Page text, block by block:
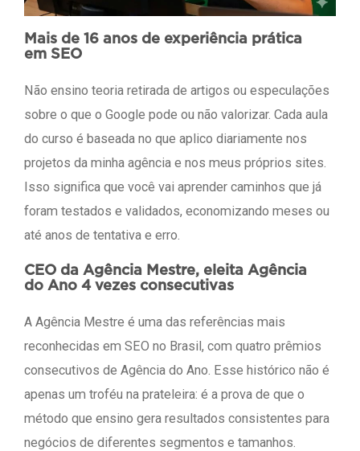
Mais de 16 anos de experiência prática
em SEO
Não ensino teoria retirada de artigos ou especulações
sobre o que o Google pode ou não valorizar. Cada aula
do curso é baseada no que aplico diariamente nos
projetos da minha agência e nos meus próprios sites.
Isso significa que você vai aprender caminhos que já
foram testados e validados, economizando meses ou
até anos de tentativa e erro.
CEO da Agência Mestre, eleita Agência
do Ano 4 vezes consecutivas
A Agência Mestre é uma das referências mais
reconhecidas em SEO no Brasil, com quatro prêmios
consecutivos de Agência do Ano. Esse histórico não é
apenas um troféu na prateleira: é a prova de que o
método que ensino gera resultados consistentes para
negócios de diferentes segmentos e tamanhos.